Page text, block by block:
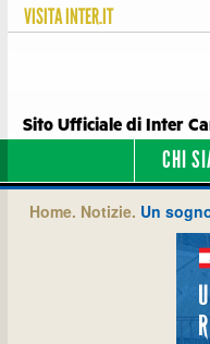
VISITAINTER.IT
Sito Ufficiale di Inter
CHI
Home. Notizie. Un